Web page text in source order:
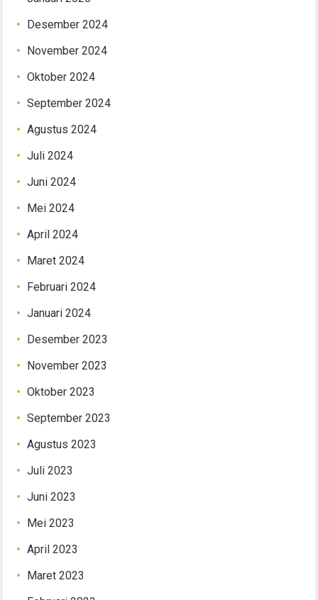
Desember 2024
November 2024
Oktober 2024
September 2024
Agustus 2024
Juli 2024
Juni 2024
Mei 2024
April 2024
Maret 2024
Februari 2024
Januari 2024
Desember 2023
November 2023
Oktober 2023
September 2023
Agustus 2023
Juli 2023
Juni 2023
Mei 2023
April 2023
Maret 2023